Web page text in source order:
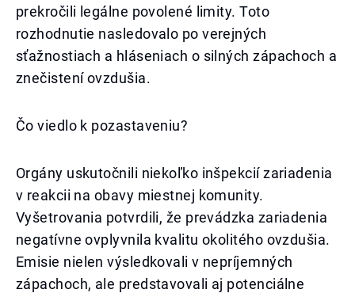
prekročili legálne povolené limity. Toto
rozhodnutie nasledovalo po verejných
sťažnostiach a hláseniach o silných zápachoch a
znečistení ovzdušia.
Čo viedlo k pozastaveniu?
Orgány uskutočnili niekoľko inšpekcií zariadenia
v reakcii na obavy miestnej komunity.
Vyšetrovania potvrdili, že prevádzka zariadenia
negatívne ovplyvnila kvalitu okolitého ovzdušia.
Emisie nielen výsledkovali v nepríjemných
zápachoch, ale predstavovali aj potenciálne